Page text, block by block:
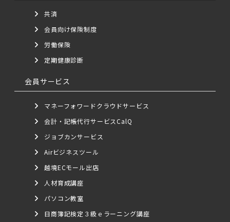
共済
会員向け保険制度
労働保険
定期健康診断
会員サービス
マネーフォワードクラウドサービス
会計・記帳代行サービスCalQ
ジョブカンサービス
Airビジネスツール
越境ECモール出店
人材育成講座
パソコン教室
日商簿記検定３級ｅラーニング講座